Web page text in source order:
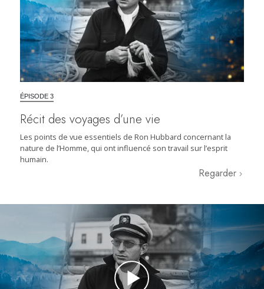
ÉPISODE 3
Récit des voyages d’une vie
Les points de vue essentiels de Ron Hubbard concernant la
nature de l’Homme, qui ont influencé son travail sur l’esprit
humain.
Regarder